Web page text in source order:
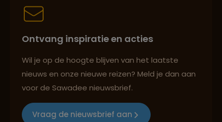
Persoonlijk en deskundig reisadvies
Reizen met oog voor mens, cultuur en milieu
Ontvang inspiratie en acties
Wil je op de hoogte blijven van het laatste
nieuws en onze nieuwe reizen? Meld je dan aan
voor de Sawadee nieuwsbrief.
Vraag de nieuwsbrief aan